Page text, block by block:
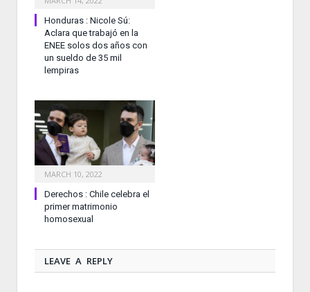
Honduras : Nicole Sú:
Aclara que trabajó en la
ENEE solos dos años con
un sueldo de 35 mil
lempiras
MARCH 10, 2022
Derechos : Chile celebra el
primer matrimonio
homosexual
LEAVE A REPLY